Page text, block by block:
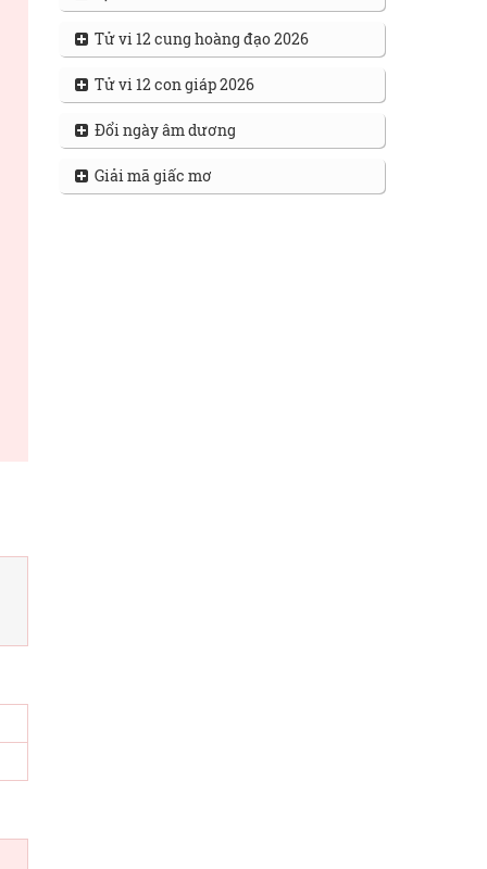
Tử vi 12 cung hoàng đạo 2026
Tử vi 12 con giáp 2026
Đổi ngày âm dương
Giải mã giấc mơ